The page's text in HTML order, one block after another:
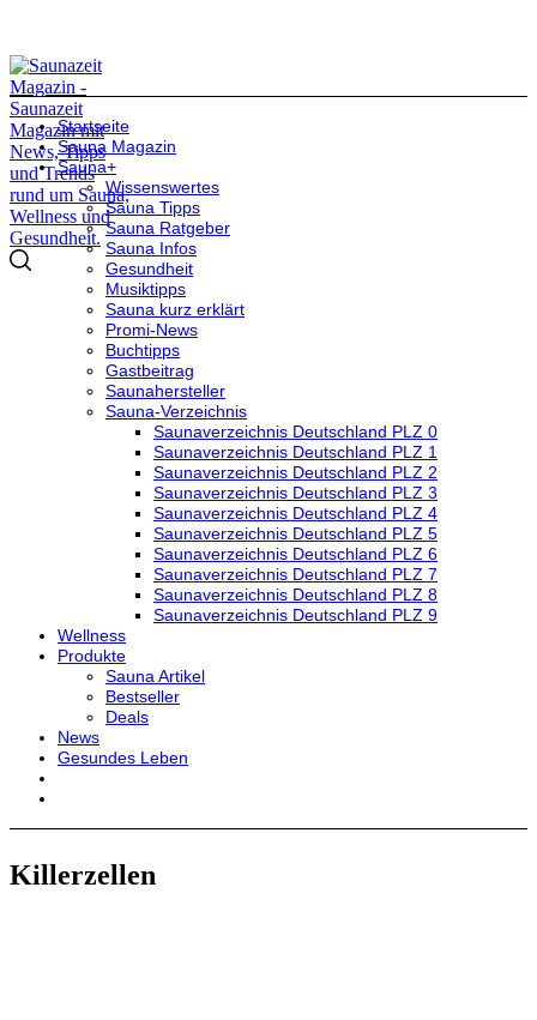
Startseite
Sauna Magazin
Sauna+
Wissenswertes
Sauna Tipps
Sauna Ratgeber
Sauna Infos
Gesundheit
Musiktipps
Sauna kurz erklärt
Promi-News
Buchtipps
Gastbeitrag
Saunahersteller
Sauna-Verzeichnis
Saunaverzeichnis Deutschland PLZ 0
Saunaverzeichnis Deutschland PLZ 1
Saunaverzeichnis Deutschland PLZ 2
Saunaverzeichnis Deutschland PLZ 3
Saunaverzeichnis Deutschland PLZ 4
Saunaverzeichnis Deutschland PLZ 5
Saunaverzeichnis Deutschland PLZ 6
Saunaverzeichnis Deutschland PLZ 7
Saunaverzeichnis Deutschland PLZ 8
Saunaverzeichnis Deutschland PLZ 9
Wellness
Produkte
Sauna Artikel
Bestseller
Deals
News
Gesundes Leben
Killerzellen